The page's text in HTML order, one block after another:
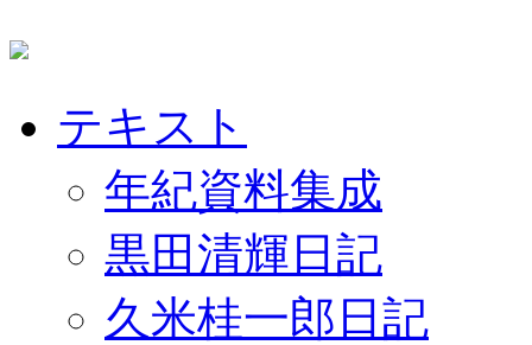
テキスト
年紀資料集成
黒田清輝日記
久米桂一郎日記